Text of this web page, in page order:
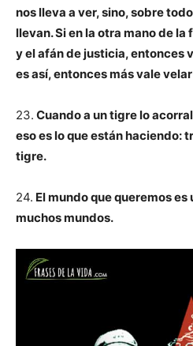
nos lleva a ver, sino, sobre
llevan. Si en la otra mano de
y el afán de justicia, entonces
es así, entonces más vale
23. Cuando a un tigre lo
eso es lo que están haciendo:
tigre.
24. El mundo que queremos
muchos mundos.